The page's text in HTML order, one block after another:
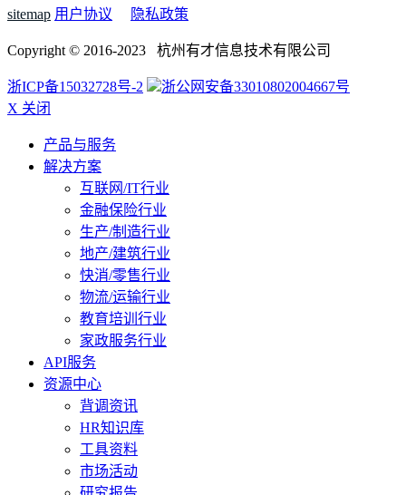
sitemap 用户协议 隐私政策
Copyright © 2016-2023 杭州有才信息技术有限公司
浙ICP备15032728号-2
浙公网安备33010802004667号
X 关闭
产品与服务
解决方案
互联网/IT行业
金融保险行业
生产/制造行业
地产/建筑行业
快消/零售行业
物流/运输行业
教育培训行业
家政服务行业
API服务
资源中心
背调资讯
HR知识库
工具资料
市场活动